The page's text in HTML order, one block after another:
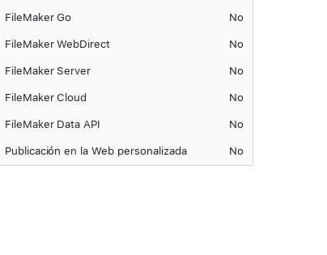
FileMaker Go No
FileMaker WebDirect No
FileMaker Server No
FileMaker Cloud No
FileMaker Data API No
Publicación en la Web personalizada No